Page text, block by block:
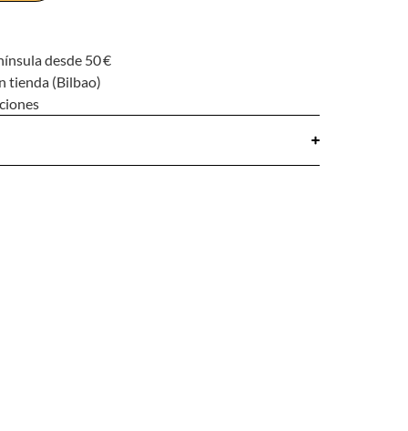
desde 50 €
tienda (Bilbao)